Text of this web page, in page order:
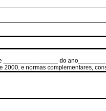
________________ do
2000, e normas complementares,